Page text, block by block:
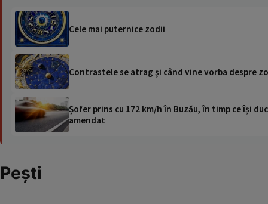
Cele mai puternice zodii
Contrastele se atrag şi când vine vorba despre
Șofer prins cu 172 km/h în Buzău, în timp ce își
amendat
Peşti